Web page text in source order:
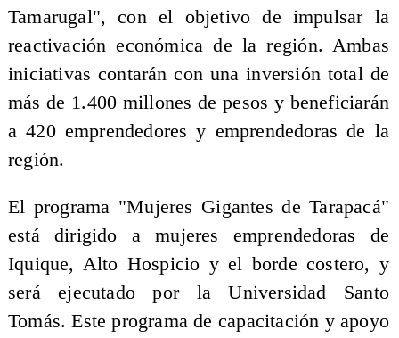
Tamarugal", con el objetivo de impulsar la
reactivación económica de la región. Ambas
iniciativas contarán con una inversión total de
más de 1.400 millones de pesos y beneficiarán
a 420 emprendedores y emprendedoras de la
región.
El programa "Mujeres Gigantes de Tarapacá"
está dirigido a mujeres emprendedoras de
Iquique, Alto Hospicio y el borde costero, y
será ejecutado por la Universidad Santo
Tomás. Este programa de capacitación y apoyo